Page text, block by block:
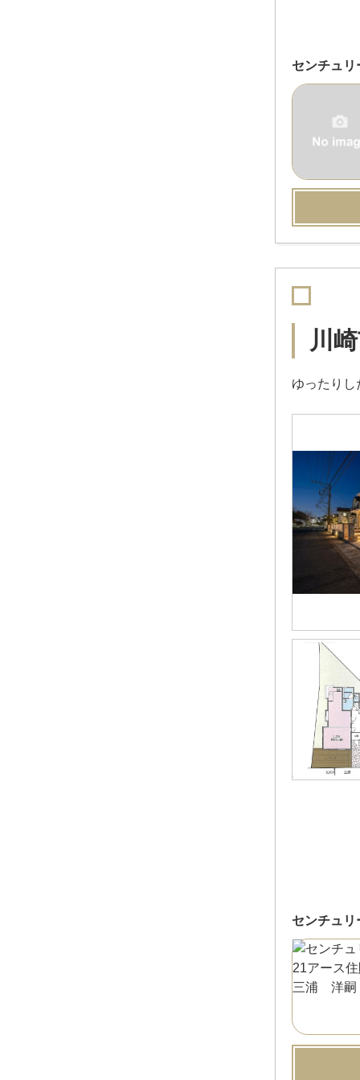
センチュ
川
ゆったり
センチュ